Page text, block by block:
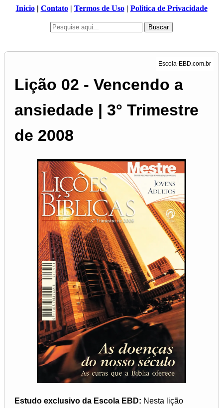
Inicio| Contato| Termos de Uso| Politica de Privacidade
Buscar
Lição 02 - Vencendo a
ansiedade | 3° Trimestre
de 2008
Estudo exclusivo da Escola EBD: Nesta lição